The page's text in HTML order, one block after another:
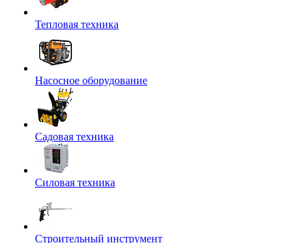
Тепловая техника
Насосное оборудование
Садовая техника
Силовая техника
Строительный инструмент